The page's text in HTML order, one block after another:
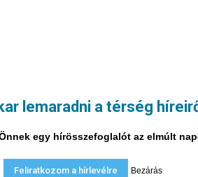
lemaradni a térség
egy hírösszefoglalót az elmúlt
Feliratkozom a hírlevélre Bezárás